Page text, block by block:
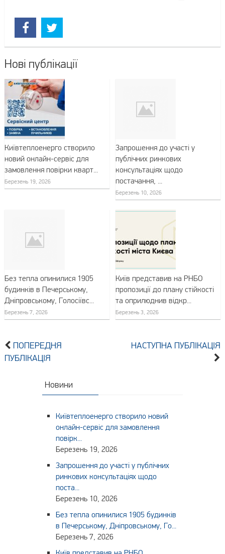
Нові публікації
Київтеплоенерго створило
новий онлайн-сервіс для
замовлення повірки кварт...
Березень 19, 2026
Запрошення до участі у
публічних ринкових
консультаціях щодо
постачання, ...
Березень 10, 2026
Без тепла опинилися 1905
будинків в Печерському,
Дніпровському, Голосіївс...
Березень 7, 2026
Київ представив на РНБО
пропозиції до плану стійкості
та оприлюднив відкр...
Березень 3, 2026
ПОПЕРЕДНЯ
ПУБЛІКАЦІЯ
НАСТУПНА ПУБЛІКАЦІЯ
Новини
Київтеплоенерго створило новий
онлайн-сервіс для замовлення
повірк...
Березень 19, 2026
Запрошення до участі у публічних
ринкових консультаціях щодо
поста...
Березень 10, 2026
Без тепла опинилися 1905 будинків
в Печерському, Дніпровському, Го...
Березень 7, 2026